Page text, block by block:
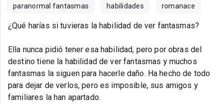
paranormal fantasmas habilidades romanace
¿Qué harías si tuvieras la habilidad de ver fantasmas?
Ella nunca pidió tener esa habilidad, pero por obras del
destino tiene la habilidad de ver fantasmas y muchos
fantasmas la siguen para hacerle daño. Ha hecho de todo
para dejar de verlos, pero es imposible, sus amigos y
familiares la han apartado.